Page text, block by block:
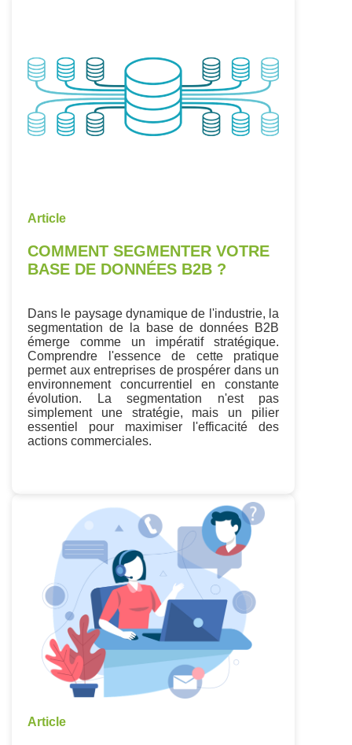
Article
COMMENT SEGMENTER VOTRE
BASE DE DONNÉES B2B ?
Dans le paysage dynamique de l'industrie, la
segmentation de la base de données B2B
émerge comme un impératif stratégique.
Comprendre l'essence de cette pratique
permet aux entreprises de prospérer dans un
environnement concurrentiel en constante
évolution. La segmentation n'est pas
simplement une stratégie, mais un pilier
essentiel pour maximiser l'efficacité des
actions commerciales.
Article